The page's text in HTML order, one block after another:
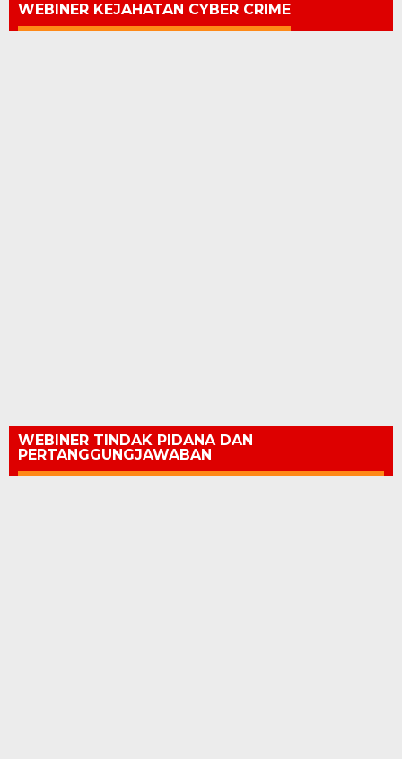
WEBINER KEJAHATAN CYBER CRIME
WEBINER TINDAK PIDANA DAN
PERTANGGUNGJAWABAN